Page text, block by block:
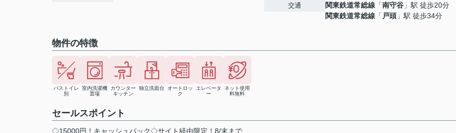
交通
関東鉄道常総線 「南守谷 」駅 徒歩20分
関東鉄道常総線 「 戸頭 」駅 徒歩34分
物件の特徴
バストイレ
別
室内洗濯機
置場
カウンター
キッチン
独立洗面台
オートロッ
ク
エレベータ
ー
ネット使用
料無料
セールスポイント
◇15000円！キャッシュバック◇サイト経由限定！8/末まで